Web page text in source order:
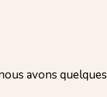
avons quelques